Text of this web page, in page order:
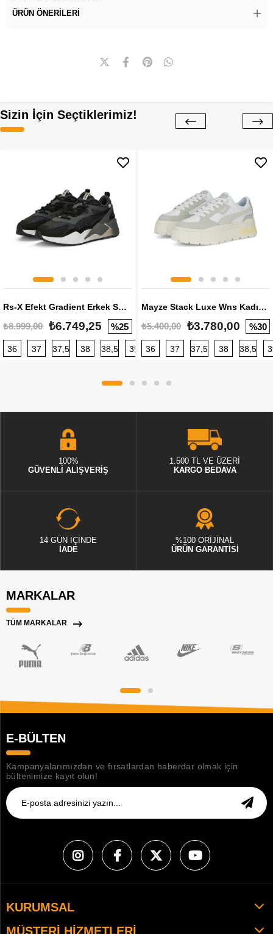
ÜRÜN ÖNERILERI
Sizin İçin Seçtiklerimiz!
Rs-X Efekt Gradient Erkek Sneaker
₺8.999,00 ₺6.749,25 %25
36 37 37,5 38 38,5 39 40 40,5 41 42 42,5
Mayze Stack Luxe Wns Kadın Sneaker
₺5.400,00 ₺3.780,00 %30
36 37 37,5 38 38,5
100%
GÜVENLİ ALIŞVERİŞ
1.500 TL VE ÜZERİ
KARGO BEDAVA
14 GÜN İÇİNDE
İADE
%100 ORİJİNAL
ÜRÜN GARANTİSİ
MARKALAR
TÜM MARKALAR
E-BÜLTEN
Kampanyalarımızdan ve fırsatlardan haberdar olmak için
bültenimize kayıt olun!
KURUMSAL
MÜŞTERI HIZMETLERI